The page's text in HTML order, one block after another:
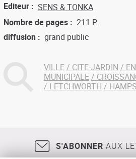
Editeur
SENS & TONKA
Nombre de pages
211 P.
diffusion
grand public
VILLE CITE-JARDIN
MUNICIPALE
LETCHWORTH
S'ABONNER AUX